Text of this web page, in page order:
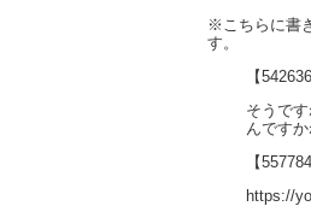
※こちらに書
す。
【
そうで
んです
【
https://